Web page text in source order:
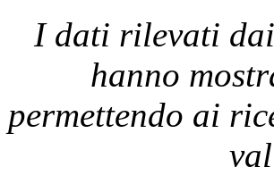
I dati rilevati
hanno
permettendo ai